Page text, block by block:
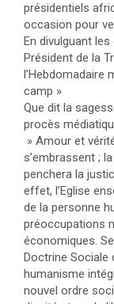
présidentiels
occasion pour
En divulguant
Président de la
l’Hebdomadaire
camp »
Que dit la
procès
» Amour et
s’embrassent ;
penchera la
effet, l’Eglise
de la personne
préoccupations
économiques.
Doctrine Sociale
humanisme
nouvel ordre